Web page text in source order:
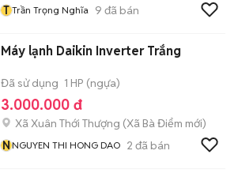
T Trần Trọng Nghĩa 9 đã bán
Máy lạnh Daikin Inverter Trắng
Đã sử dụng 1 HP (ngựa)
3.000.000 đ
Xã Xuân Thới Thượng (Xã Bà Điểm mới)
NNGUYEN THI HONG DAO 2 đã bán